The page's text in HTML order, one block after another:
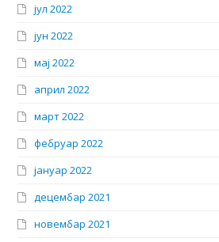
јул 2022
јун 2022
мај 2022
април 2022
март 2022
фебруар 2022
јануар 2022
децембар 2021
новембар 2021